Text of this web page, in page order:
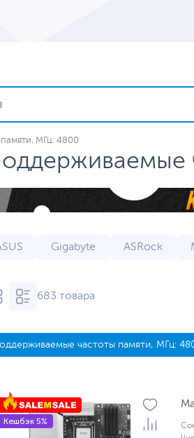
МГц: 4800
Gigabyte ASRock
платы (уцененный товар)
683 товара
частоты памяти, МГц:
Кешбэк 5%